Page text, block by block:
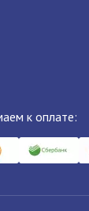
к оплате: